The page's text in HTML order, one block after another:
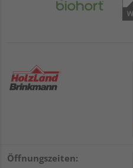
Öffnungszeiten: